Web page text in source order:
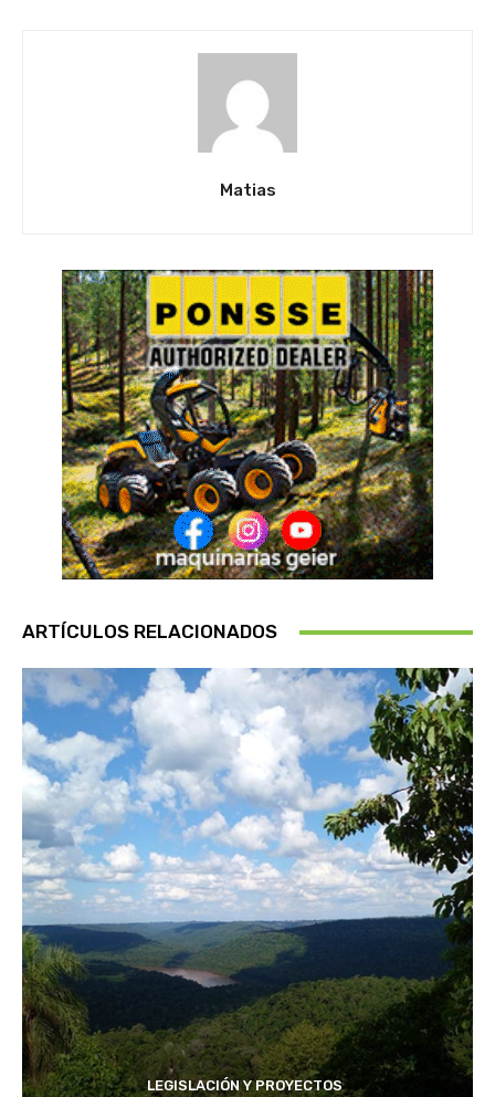
Matias
ARTÍCULOS RELACIONADOS
LEGISLACIÓN Y PROYECTOS